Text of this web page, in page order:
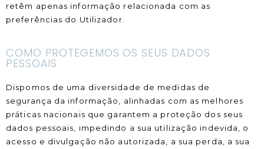
retêm apenas informação relacionada com as
preferências do Utilizador.
COMO PROTEGEMOS OS SEUS DADOS
PESSOAIS
Dispomos de uma diversidade de medidas de
segurança da informação, alinhadas com as melhores
práticas nacionais que garantem a proteção dos seus
dados pessoais, impedindo a sua utilização indevida, o
acesso e divulgação não autorizada, a sua perda, a sua